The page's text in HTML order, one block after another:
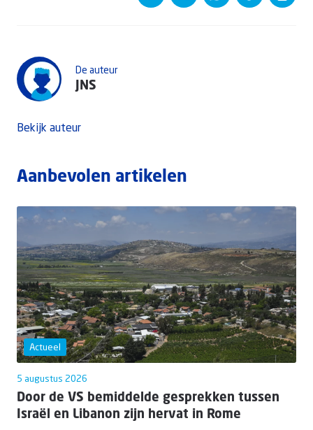
De auteur
JNS
Bekijk auteur
Aanbevolen artikelen
Actueel
5 augustus 2026
Door de VS bemiddelde gesprekken tussen
Israël en Libanon zijn hervat in Rome